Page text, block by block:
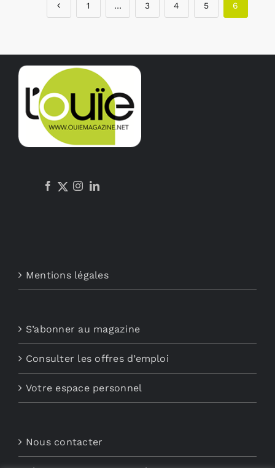
1 … 3 4 5 6
Mentions légales
S’abonner au magazine
Consulter les offres d’emploi
Votre espace personnel
Nous contacter